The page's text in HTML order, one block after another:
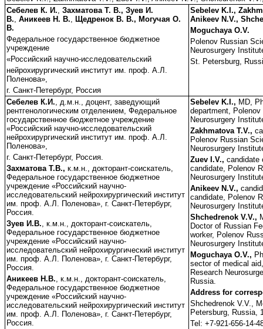
Себелев К. И.,Захматова Т. В., Зуев И.
В.,Аникеев Н. В., Щедренок В. В., Могучая О.
В.
Федеральное государственное бюджетное
учреждение
«Российский научно-исследовательский
нейрохирургический институт им. проф. А.Л.
Поленова»,
г. Санкт-Петербург, Россия
Sebelev K.I.,
Anikeev N.V.,
Moguchaya O.V.
Polenov Russian
Neurosurgery
St. Petersburg,
Себелев К.И., д.м.н., доцент, заведующий
рентгенологическим отделением, Федеральное
государственное бюджетное учреждение
«Российский научно-исследовательский
нейрохирургический институт им. проф. А.Л.
Поленова»,
г. Санкт-Петербург, Россия.
Захматова Т.В.,к.м.н., докторант-соискатель,
Федеральное государственное бюджетное
учреждение «Российский научно-
исследовательский нейрохирургический институт
им. проф. А.Л. Поленова», г. Санкт-Петербург,
Россия.
Зуев И.В., к.м.н., докторант-соискатель,
Федеральное государственное бюджетное
учреждение «Российский научно-
исследовательский нейрохирургический институт
им. проф. А.Л. Поленова», г. Санкт-Петербург,
Россия.
Аникеев Н.В., к.м.н., докторант-соискатель,
Федеральное государственное бюджетное
учреждение «Российский научно-
исследовательский нейрохирургический институт
им. проф. А.Л. Поленова», г. Санкт-Петербург,
Россия.
Sebelev K.I., MD,
department,
Neurosurgery
Zakhmatova T.V.,
Polenov Russian
Neurosurgery
Zuev I.V., candidate
candidate, Polenov
Neurosurgery
Anikeev N.V.,
candidate, Polenov
Neurosurgery
Shchedrenok V.V.,
Doctor of Russian
worker, Polenov
Neurosurgery
Moguchaya O.V.,
sector of medical
Research
Russia.
Address for
Shchedrenok V.V.,
Petersburg, Russia,
Tel: +7-921-656-14-